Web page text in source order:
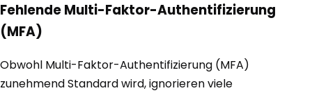
Fehlende Multi-Faktor-Authentifizierung
(MFA)
Obwohl Multi-Faktor-Authentifizierung (MFA)
zunehmend Standard wird, ignorieren viele